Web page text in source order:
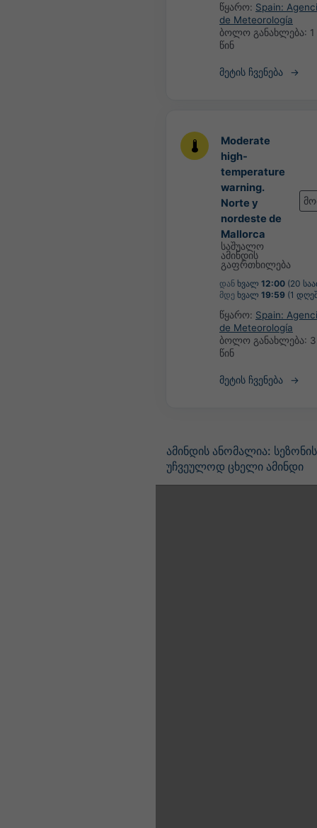
წყარო: Spain:
de Meteorología
ბოლო განახლება:
წინ
მეტის ჩვენება
Moderate
high-
temperature
warning.
Norte y
nordeste de
Mallorca
საშუალო
ამინდის
გაფრთხილება
დან ხვალ 12:00 (20
მდე ხვალ 19:59 (1
წყარო: Spain:
de Meteorología
ბოლო განახლება:
წინ
მეტის ჩვენება
ამინდის ანომალია:
უჩვეულოდ ცხელი ამინდი